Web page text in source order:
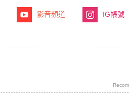
影音頻道 IG帳號